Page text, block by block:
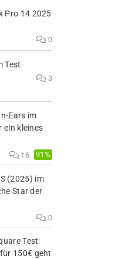
Pro 14 2025
0
Test
3
Ears im
ein kleines
16 91%
(2025) im
Star der
0
Test:
150€ geht